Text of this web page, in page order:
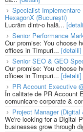
Specialist
HexagonX (București)
Lucrăm dintr-o hală...
Senior Performance
Our promise: You choose
offices in Timpuri... [detalii]
Senior SEO & GEO
Our promise: You choose
offices in Timpuri... [detalii]
PR Account Executive
În calitate de PR Account
comunicare corporate &
Project Manager
We're looking for a Digital
businesses grow through